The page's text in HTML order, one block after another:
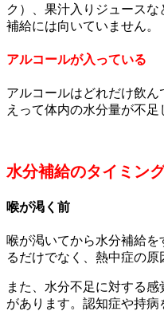
ク）、果汁入りジュース
補給には向いていません。
アルコールが入っている
アルコールはどれだけ飲
えって体内の水分量が不足
水分補給のタイミン
喉が渇く前
喉が渇いてから水分補給を
るだけでなく、熱中症の原
また、水分不足に対する
があります。認知症や持